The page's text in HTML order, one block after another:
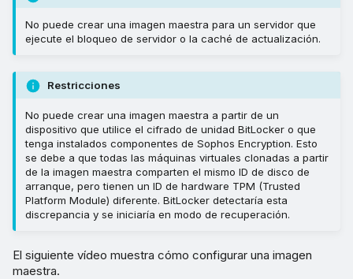
No puede crear una imagen maestra para un servidor que
ejecute el bloqueo de servidor o la caché de actualización.
Restricciones
No puede crear una imagen maestra a partir de un
dispositivo que utilice el cifrado de unidad BitLocker o que
tenga instalados componentes de Sophos Encryption. Esto
se debe a que todas las máquinas virtuales clonadas a partir
de la imagen maestra comparten el mismo ID de disco de
arranque, pero tienen un ID de hardware TPM (Trusted
Platform Module) diferente. BitLocker detectaría esta
discrepancia y se iniciaría en modo de recuperación.
El siguiente vídeo muestra cómo configurar una imagen
maestra.